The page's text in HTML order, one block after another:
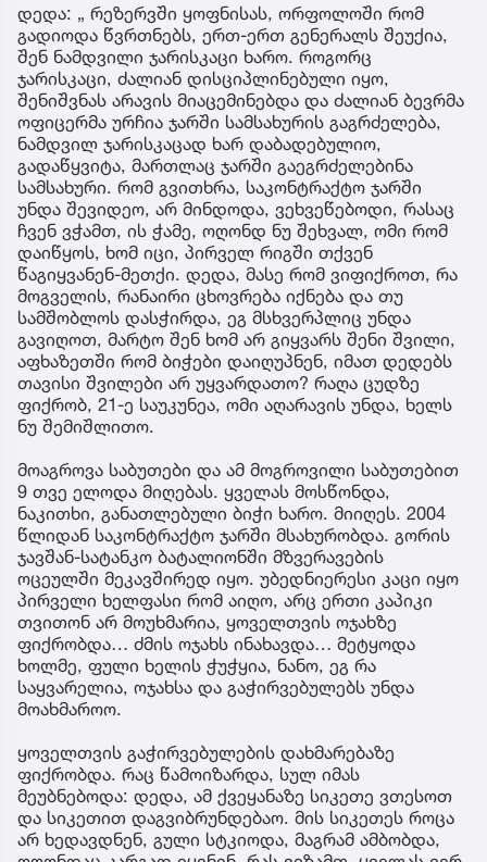
დედა: „ რეზერვში ყოფნისას, ორფოლოში რომ
გადიოდა წვრთნებს, ერთ-ერთ გენერალს შეუქია,
შენ ნამდვილი ჯარისკაცი ხარო. როგორც
ჯარისკაცი, ძალიან დისციპლინებული იყო,
შენიშვნას არავის მიაცემინებდა და ძალიან ბევრმა
ოფიცერმა ურჩია ჯარში სამსახურის გაგრძელება,
ნამდვილ ჯარისკაცად ხარ დაბადებულიო,
გადაწყვიტა, მართლაც ჯარში გაეგრძელებინა
სამსახური. რომ გვითხრა, საკონტრაქტო ჯარში
უნდა შევიდეო, არ მინდოდა, ვეხვეწებოდი, რასაც
ჩვენ ვჭამთ, ის ჭამე, ოღონდ ნუ შეხვალ, ომი რომ
დაიწყოს, ხომ იცი, პირველ რიგში თქვენ
წაგიყვანენ-მეთქი. დედა, მასე რომ ვიფიქროთ, რა
მოგველის, რანაირი ცხოვრება იქნება და თუ
სამშობლოს დასჭირდა, ეგ მსხვერპლიც უნდა
გავიღოთ, მარტო შენ ხომ არ გიყვარს შენი შვილი,
აფხაზეთში რომ ბიჭები დაიღუპნენ, იმათ დედებს
თავისი შვილები არ უყვარდათო? რაღა ცუდზე
ფიქრობ, 21-ე საუკუნეა, ომი აღარავის უნდა, ხელს
ნუ შემიშლითო.
მოაგროვა საბუთები და ამ მოგროვილი საბუთებით
9 თვე ელოდა მიღებას. ყველას მოსწონდა,
ნაკითხი, განათლებული ბიჭი ხარო. მიიღეს. 2004
წლიდან საკონტრაქტო ჯარში მსახურობდა. გორის
ჯავშან-სატანკო ბატალიონში მზვერავების
ოცეულში მეკავშირედ იყო. უბედნიერესი კაცი იყო
პირველი ხელფასი რომ აიღო, არც ერთი კაპიკი
თვითონ არ მოუხმარია, ყოველთვის ოჯახზე
ფიქრობდა… ძმის ოჯახს ინახავდა… მეტყოდა
ხოლმე, ფული ხელის ჭუჭყია, ნანო, ეგ რა
საყვარელია, ოჯახსა და გაჭირვებულებს უნდა
მოახმაროო.
ყოველთვის გაჭირვებულების დახმარებაზე
ფიქრობდა. რაც წამოიზარდა, სულ იმას
მეუბნებოდა: დედა, ამ ქვეყანაზე სიკეთე ვთესოთ
და სიკეთით დაგვიბრუნდებაო. მის სიკეთეს როცა
არ ხედავდნენ, გული სტკიოდა, მაგრამ ამბობდა,